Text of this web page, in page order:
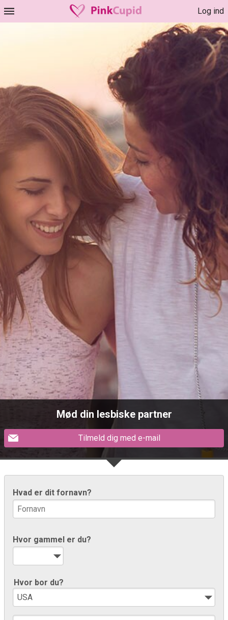
Log ind
Mød din lesbiske partner
Tilmeld dig med e-mail
Hvad er dit fornavn?
Hvor gammel er du?
Hvor bor du?